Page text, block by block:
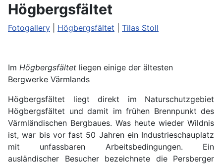
Högbergsfältet
Fotogallery Högbergsfältet Tilas Stoll
Im Högbergsfältet liegen einige der ältesten
Bergwerke Värmlands
Högbergsfältet liegt direkt im Naturschutzgebiet
Högbergsfältet und damit im frühen Brennpunkt des
Värmländischen Bergbaues. Was heute wieder Wildnis
ist, war bis vor fast 50 Jahren ein Industrieschauplatz
mit unfassbaren Arbeitsbedingungen. Ein
ausländischer Besucher bezeichnete die Persberger